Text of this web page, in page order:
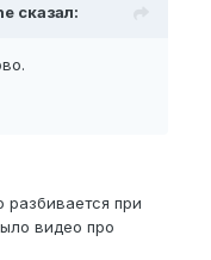
сказал:
разбивается при
видео про